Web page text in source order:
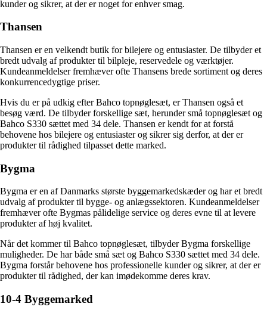
kunder og sikrer, at der er noget for enhver smag.
Thansen
Thansen er en velkendt butik for bilejere og entusiaster. De tilbyder et
bredt udvalg af produkter til bilpleje, reservedele og værktøjer.
Kundeanmeldelser fremhæver ofte Thansens brede sortiment og deres
konkurrencedygtige priser.
Hvis du er på udkig efter Bahco topnøglesæt, er Thansen også et
besøg værd. De tilbyder forskellige sæt, herunder små topnøglesæt og
Bahco S330 sættet med 34 dele. Thansen er kendt for at forstå
behovene hos bilejere og entusiaster og sikrer sig derfor, at der er
produkter til rådighed tilpasset dette marked.
Bygma
Bygma er en af Danmarks største byggemarkedskæder og har et bredt
udvalg af produkter til bygge- og anlægssektoren. Kundeanmeldelser
fremhæver ofte Bygmas pålidelige service og deres evne til at levere
produkter af høj kvalitet.
Når det kommer til Bahco topnøglesæt, tilbyder Bygma forskellige
muligheder. De har både små sæt og Bahco S330 sættet med 34 dele.
Bygma forstår behovene hos professionelle kunder og sikrer, at der er
produkter til rådighed, der kan imødekomme deres krav.
10-4 Byggemarked